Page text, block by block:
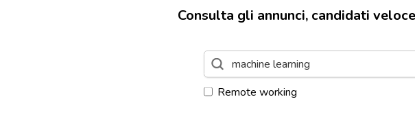
Consulta gli annunci, candidati
Remote working